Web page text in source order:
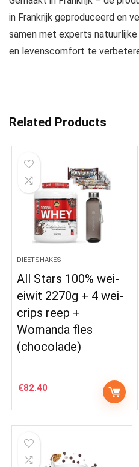
in Frankrijk geproduceerd en
samen met experts
en levenscomfort te
Related Products
DIEETSHAKES
All Stars 100% wei-
eiwit 2270g + 4 wei-
crips reep +
Womanda fles
(chocolade)
€82.40